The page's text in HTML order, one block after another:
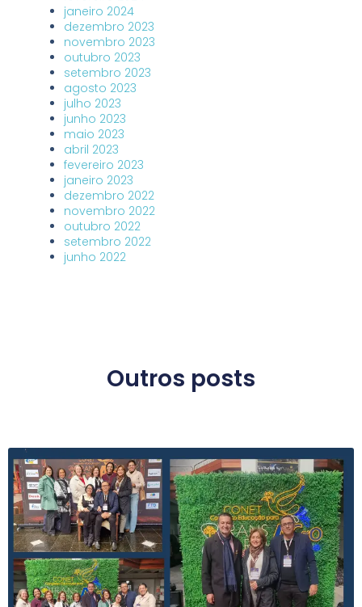
janeiro 2024
dezembro 2023
novembro 2023
outubro 2023
setembro 2023
agosto 2023
julho 2023
junho 2023
maio 2023
abril 2023
fevereiro 2023
janeiro 2023
dezembro 2022
novembro 2022
outubro 2022
setembro 2022
junho 2022
Outros posts